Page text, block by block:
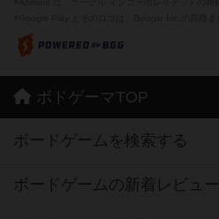
ボドゲーマTOP
ボードゲームを検索する
ボードゲームの新着レビュー